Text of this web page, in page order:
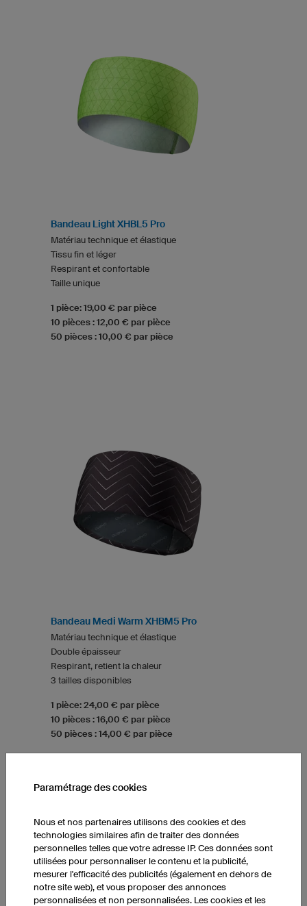
Bandeau Light XHBL5 Pro
Matériau technique et élastique
Tissu fin et léger
Respirant et confortable
Taille unique
1 pièce: 19,00 € par pièce
10 pièces : 12,00 € par pièce
50 pièces : 10,00 € par pièce
Bandeau Medi Warm XHBM5 Pro
Matériau technique et élastique
Double épaisseur
Respirant, retient la chaleur
3 tailles disponibles
1 pièce: 24,00 € par pièce
10 pièces : 16,00 € par pièce
50 pièces : 14,00 € par pièce
CACHE-COU MULTIFONCTION
Paramétrage des cookies
Nous et nos partenaires utilisons des cookies et des
technologies similaires afin de traiter des données
personnelles telles que votre adresse IP. Ces données sont
utilisées pour personnaliser le contenu et la publicité,
mesurer l'efficacité des publicités (également en dehors de
notre site web), et vous proposer des annonces
personnalisées et non personnalisées. Les cookies et les